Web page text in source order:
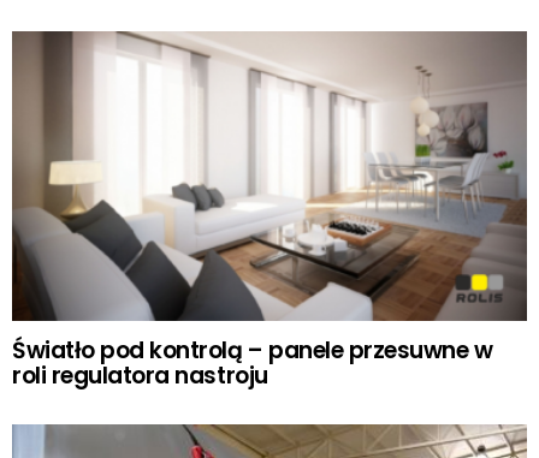
Światło pod kontrolą – panele przesuwne w
roli regulatora nastroju